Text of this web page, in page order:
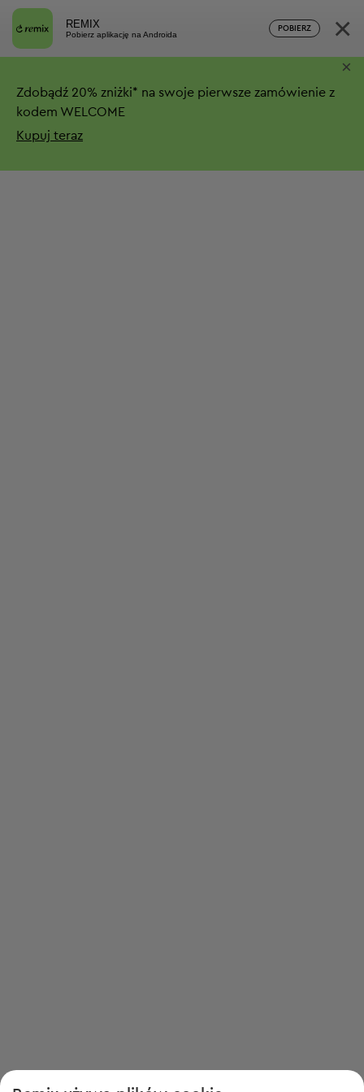
REMIX
Pobierz aplikację na Androida
POBIERZ ×
Zdobądź 20% zniżki* na swoje pierwsze zamówienie z
kodem WELCOME
Kupuj teraz
×